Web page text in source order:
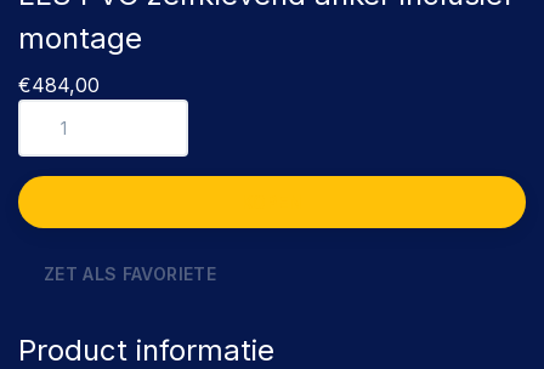
montage
€484,00
ZET ALS FAVORIETE
Product informatie